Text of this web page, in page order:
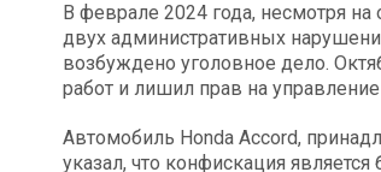
В феврале 2024 года, несмотря
двух административных
возбуждено уголовное дело.
работ и лишил прав на
Автомобиль Honda Accord,
указал, что конфискация